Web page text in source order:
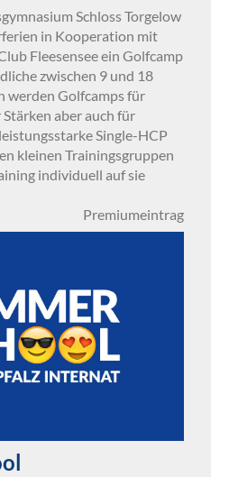
Schloss Torgelow
in Kooperation mit
Fleesensee ein Golfcamp
zwischen 9 und 18
werden Golfcamps für
aber auch für
Single-HCP
kleinen Trainingsgruppen
individuell auf sie
Premiumeintrag